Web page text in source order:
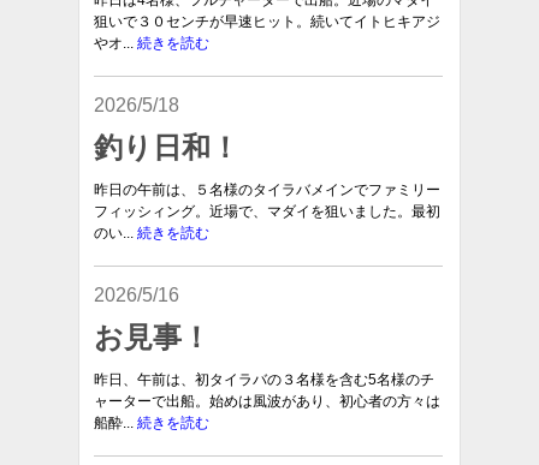
狙いで３０センチが早速ヒット。続いてイトヒキアジ
やオ... 続きを読む
2026/5/18
釣り日和！
昨日の午前は、５名様のタイラバメインでファミリー
フィッシィング。近場で、マダイを狙いました。最初
のい... 続きを読む
2026/5/16
お見事！
昨日、午前は、初タイラバの３名様を含む5名様のチ
ャーターで出船。始めは風波があり、初心者の方々は
船酔... 続きを読む